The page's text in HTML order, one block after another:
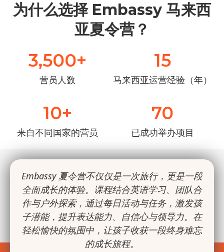
为什么选择 Embassy 马来西
亚夏令营？
营员人数
3,500+
马来西亚运营经验（年）
15
来自不同国家的营员
10+
已成功举办项目
70
Embassy 夏令营不仅仅是一次旅行，更是一段
全面成长的体验。课程结合英语学习、团队合
作与户外探索，通过每日活动与任务，激发孩
子潜能，提升表达能力、自信心与领导力。在
轻松愉快的氛围中，让孩子收获一段终身难忘
的成长旅程。